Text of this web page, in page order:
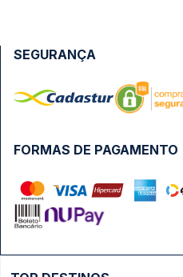
FORMAS DE PAGAMENTO
SEGURANÇA